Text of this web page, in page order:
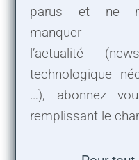
parus et ne
manquer
l’actualité
technologique
…), abonnez
remplissant le